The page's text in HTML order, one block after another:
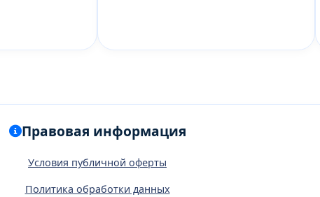
Правовая информация
Условия публичной оферты
Политика обработки данных